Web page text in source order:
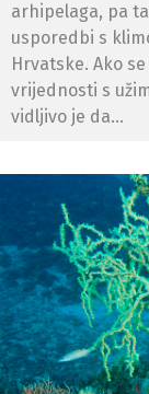
arhipelaga, pa
usporedbi s
Hrvatske. Ako
vrijednosti s
vidljivo je da...